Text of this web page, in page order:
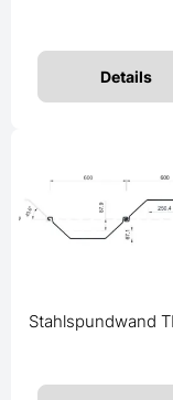
Details
Stahlspundwand